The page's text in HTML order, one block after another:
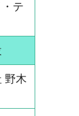
テ
野木